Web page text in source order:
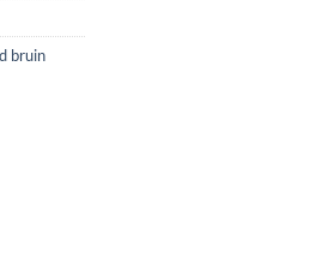
bruin